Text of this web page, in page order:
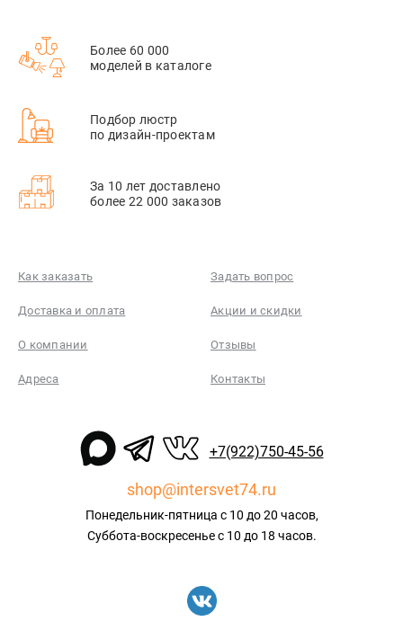
Более 60 000
моделей в каталоге
Подбор люстр
по дизайн-проектам
За 10 лет доставлено
более 22 000 заказов
Как заказать Задать вопрос
Доставка и оплата Акции и скидки
О компании Отзывы
Адреса Контакты
+7(922)750-45-56
shop@intersvet74.ru
Понедельник-пятница с 10 до 20 часов,
Суббота-воскресенье с 10 до 18 часов.